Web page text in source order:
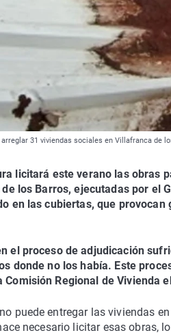
31 viviendas sociales en Villafranca de
licitará este verano las obras
los Barros, ejecutadas por el
en las cubiertas, que
el proceso de adjudicación
donde no los había. Este
Regional de Vivienda
puede entregar las viviendas
necesario licitar esas obras,